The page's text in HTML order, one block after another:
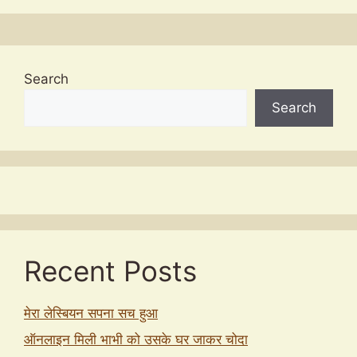
Search
Search
Recent Posts
मेरा लेस्बियन सपना सच हुआ
ऑनलाइन मिली भाभी को उसके घर जाकर चोदा